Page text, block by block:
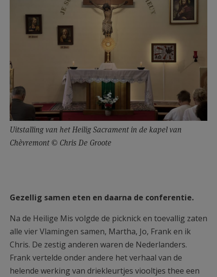
Uitstalling van het Heilig Sacrament in de kapel van
Chèvremont © Chris De Groote
Gezellig samen eten en daarna de conferentie.
Na de Heilige Mis volgde de picknick en toevallig zaten
alle vier Vlamingen samen, Martha, Jo, Frank en ik
Chris. De zestig anderen waren de Nederlanders.
Frank vertelde onder andere het verhaal van de
helende werking van driekleurtjes viooltjes thee een